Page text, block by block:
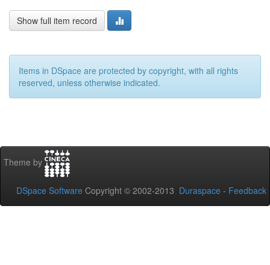
Show full item record
Items in DSpace are protected by copyright, with all rights
reserved, unless otherwise indicated.
Theme by
DSpace Software Copyright © 2002-2013 Duraspace - Feedback